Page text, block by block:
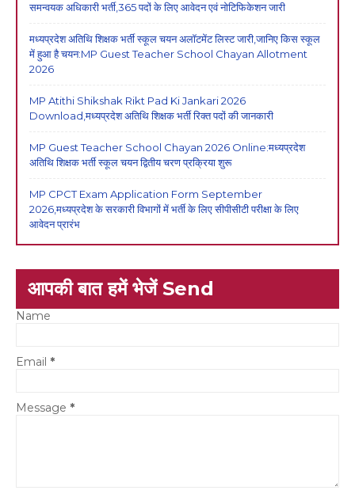
समन्वयक अधिकारी भर्ती,365 पदों के लिए आवेदन एवं नोटिफिकेशन जारी
मध्यप्रदेश अतिथि शिक्षक भर्ती स्कूल चयन अलॉटमेंट लिस्ट जारी,जानिए किस स्कूल
में हुआ है चयन:MP Guest Teacher School Chayan Allotment
2026
MP Atithi Shikshak Rikt Pad Ki Jankari 2026
Download,मध्यप्रदेश अतिथि शिक्षक भर्ती रिक्त पदों की जानकारी
MP Guest Teacher School Chayan 2026 Online:मध्यप्रदेश
अतिथि शिक्षक भर्ती स्कूल चयन द्वितीय चरण प्रक्रिया शुरू
MP CPCT Exam Application Form September
2026,मध्यप्रदेश के सरकारी विभागों में भर्ती के लिए सीपीसीटी परीक्षा के लिए
आवेदन प्रारंभ
आपकी बात हमें भेजें Send
Name
Email *
Message *